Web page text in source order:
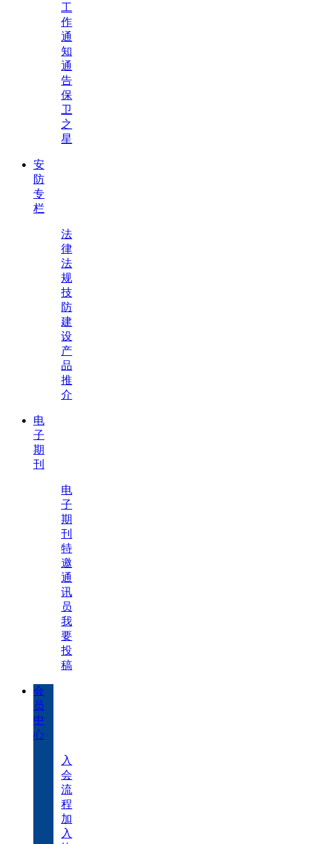
工
作
通
知
通
告
保
卫
之
星
安
防
专
栏
法
律
法
规
技
防
建
设
产
品
推
介
电
子
期
刊
电
子
期
刊
特
邀
通
讯
员
我
要
投
稿
会
员
中
心
入
会
流
程
加
入